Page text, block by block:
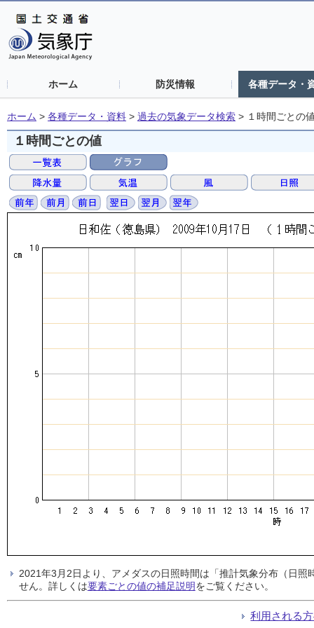
ホーム 防災情報 各種データ・
ホーム > 各種データ・資料 > 過去の気象データ検索 > １時間ごとの
１時間ごとの値
2021年3月2日より、アメダスの日照時間は「推計気象分布（日
せん。詳しくは要素ごとの値の補足説明をご覧ください。
利用される